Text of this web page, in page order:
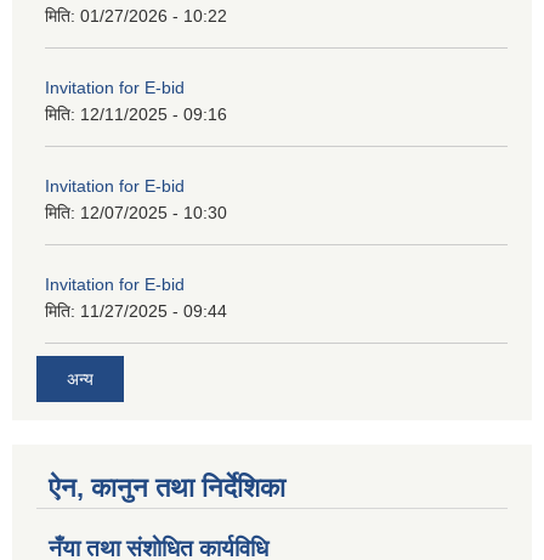
मिति: 01/27/2026 - 10:22
Invitation for E-bid
मिति: 12/11/2025 - 09:16
Invitation for E-bid
मिति: 12/07/2025 - 10:30
Invitation for E-bid
मिति: 11/27/2025 - 09:44
अन्य
ऐन, कानुन तथा निर्देशिका
नँया तथा स‌ंशाेधित कार्यविधि